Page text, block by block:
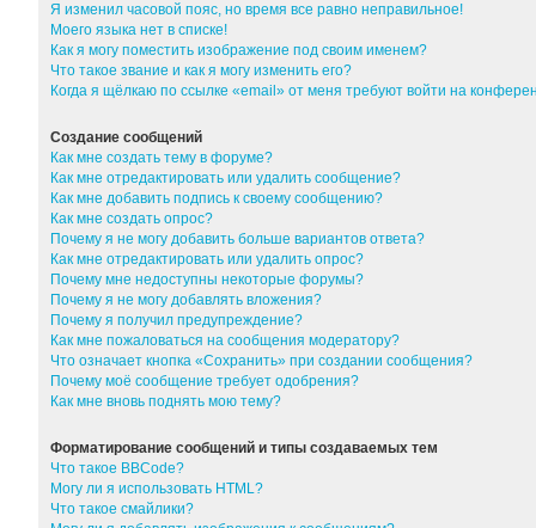
Я изменил часовой пояс, но время все равно неправильное!
Моего языка нет в списке!
Как я могу поместить изображение под своим именем?
Что такое звание и как я могу изменить его?
Когда я щёлкаю по ссылке «email» от меня требуют войти на
Создание сообщений
Как мне создать тему в форуме?
Как мне отредактировать или удалить сообщение?
Как мне добавить подпись к своему сообщению?
Как мне создать опрос?
Почему я не могу добавить больше вариантов ответа?
Как мне отредактировать или удалить опрос?
Почему мне недоступны некоторые форумы?
Почему я не могу добавлять вложения?
Почему я получил предупреждение?
Как мне пожаловаться на сообщения модератору?
Что означает кнопка «Сохранить» при создании сообщения?
Почему моё сообщение требует одобрения?
Как мне вновь поднять мою тему?
Форматирование сообщений и типы создаваемых тем
Что такое BBCode?
Могу ли я использовать HTML?
Что такое смайлики?